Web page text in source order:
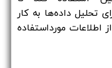
تحلیل داده‌ها به کار
اطلاعات مورداستفاده